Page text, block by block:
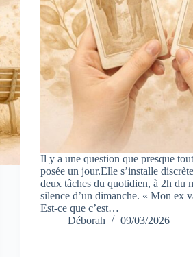
Il y a une question que presque
posée un jour.Elle s’installe
deux tâches du quotidien, à 2h du
silence d’un dimanche. « Mon ex
Est-ce que c’est…
Déborah
09/03/2026